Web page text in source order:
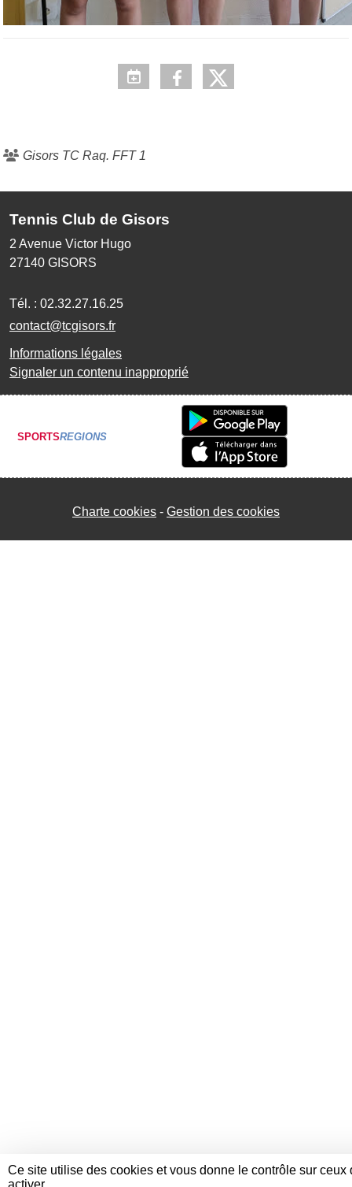
Gisors TC Raq. FFT 1
Tennis Club de Gisors
2 Avenue Victor Hugo
27140 GISORS
Tél. : 02.32.27.16.25
contact@tcgisors.fr
Informations légales
Signaler un contenu inapproprié
SPORTSREGIONS
Charte cookies Gestion des cookies
Ce site utilise des cookies et vous donne le contrôle sur ceux
activer